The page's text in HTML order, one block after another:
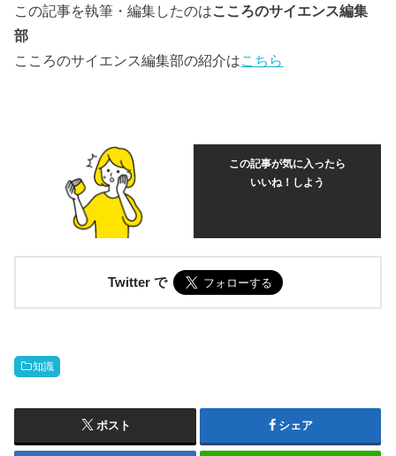
この記事を執筆・編集したのはこころのサイエンス編集
部
こころのサイエンス編集部の紹介はこちら
この記事が気に入ったら
いいね！しよう
Twitter で
知識
ポスト シェア